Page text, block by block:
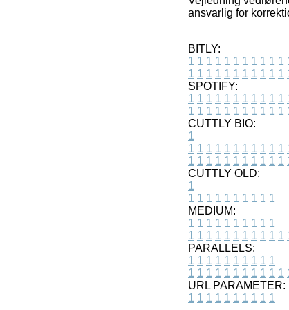
ansvarlig for
BITLY:
1 1 1 1 1 1 1 1 1 1 1
1 1 1 1 1 1 1 1 1 1 1
SPOTIFY:
1 1 1 1 1 1 1 1 1 1 1
1 1 1 1 1 1 1 1 1 1 1
CUTTLY BIO:
1
1 1 1 1 1 1 1 1 1 1 1
1 1 1 1 1 1 1 1 1 1 1
CUTTLY OLD:
1
1 1 1 1 1 1 1 1 1 1
MEDIUM:
1 1 1 1 1 1 1 1 1 1
1 1 1 1 1 1 1 1 1 1 1
PARALLELS:
1 1 1 1 1 1 1 1 1 1
1 1 1 1 1 1 1 1 1 1 1
URL PARAMETER:
1 1 1 1 1 1 1 1 1 1